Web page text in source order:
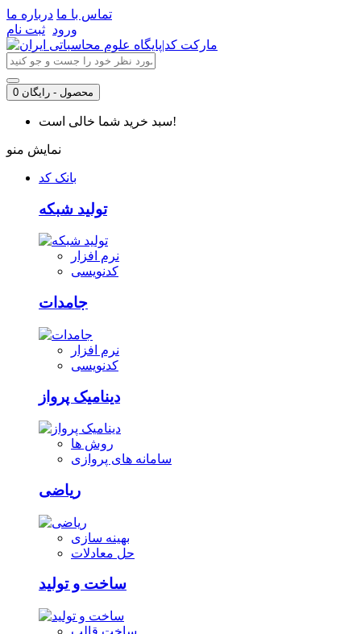
تماس با ما درباره ما
ورود ثبت نام
0 محصول - رایگان
سبد خرید شما خالی است!
نمایش منو
بانک کد
تولید شبکه
نرم افزار
کدنویسی
جامدات
نرم افزار
کدنویسی
دینامیک پرواز
روش ها
سامانه های پروازی
ریاضی
بهینه سازی
حل معادلات
ساخت و تولید